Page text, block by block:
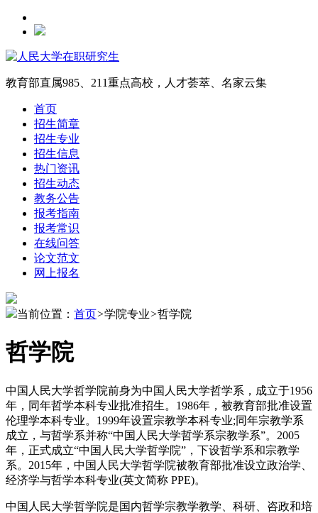
教育部直属985、211重点高校，人才荟萃、名家云集
首页
招生简章
招生专业
招生信息
热门资讯
招生动态
教务公告
报考指南
报考常识
在线问答
论文范文
网上报名
当前位置： 首页>学院专业>哲学院
哲学院
中国人民大学哲学院前身为中国人民大学哲学系，成立于1956
年，同年哲学本科专业批准招生。1986年，被教育部批准设置
伦理学本科专业。1999年设置宗教学本科专业;同年宗教学系
成立，与哲学系并称“中国人民大学哲学系宗教学系”。2005
年，正式成立“中国人民大学哲学院”，下设哲学系和宗教学
系。2015年，中国人民大学哲学院被教育部批准设立政治学、
经济学与哲学本科专业(英文简称 PPE)。
中国人民大学哲学院是国内哲学宗教学教学、科研、咨政和培